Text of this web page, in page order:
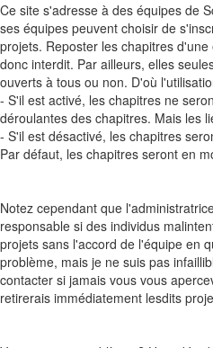
Ce site s'adresse à des équipes de
ses équipes peuvent choisir de
projets. Reposter les chapitres
donc interdit. Par ailleurs, elles
ouverts à tous ou non. D'où
- S'il est activé, les chapitres ne
déroulantes des chapitres. Mais les
- S'il est désactivé, les chapitres
Par défaut, les chapitres seront en
Notez cependant que
responsable si des individus
projets sans l'accord de l'équipe en
problème, mais je ne suis pas
contacter si jamais vous vous
retirerais immédiatement lesdits